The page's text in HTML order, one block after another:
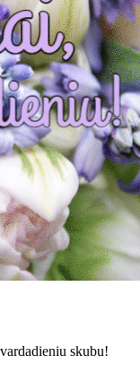
skubu!